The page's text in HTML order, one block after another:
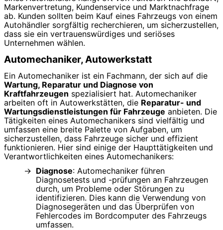
Markenvertretung, Kundenservice und Marktnachfrage
ab. Kunden sollten beim Kauf eines Fahrzeugs von einem
Autohändler sorgfältig recherchieren, um sicherzustellen,
dass sie ein vertrauenswürdiges und seriöses
Unternehmen wählen.
Automechaniker, Autowerkstatt
Ein Automechaniker ist ein Fachmann, der sich auf die
Wartung, Reparatur und Diagnose von
Kraftfahrzeugen spezialisiert hat. Automechaniker
arbeiten oft in Autowerkstätten, die Reparatur- und
Wartungsdienstleistungen für Fahrzeuge anbieten. Die
Tätigkeiten eines Automechanikers sind vielfältig und
umfassen eine breite Palette von Aufgaben, um
sicherzustellen, dass Fahrzeuge sicher und effizient
funktionieren. Hier sind einige der Haupttätigkeiten und
Verantwortlichkeiten eines Automechanikers:
Diagnose: Automechaniker führen
Diagnosetests und -prüfungen an Fahrzeugen
durch, um Probleme oder Störungen zu
identifizieren. Dies kann die Verwendung von
Diagnosegeräten und das Überprüfen von
Fehlercodes im Bordcomputer des Fahrzeugs
umfassen.